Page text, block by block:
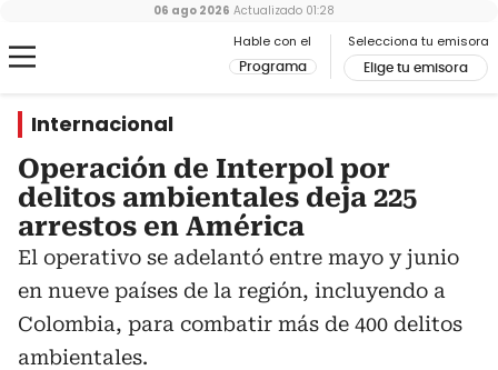
Hable con el
Programa
Selecciona tu emisora
Elige tu emisora
06 ago 2026 Actualizado 01:28
Internacional
Operación de Interpol por
delitos ambientales deja 225
arrestos en América
El operativo se adelantó entre mayo y junio
en nueve países de la región, incluyendo a
Colombia, para combatir más de 400 delitos
ambientales.